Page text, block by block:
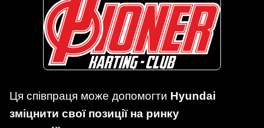
Ця співпраця може допомогти Hyundai
зміцнити свої позиції на ринку